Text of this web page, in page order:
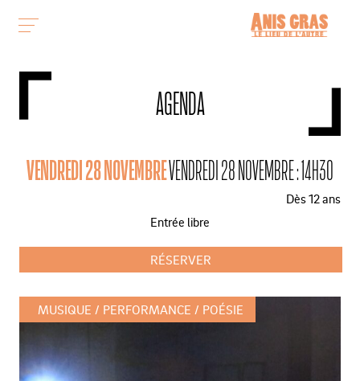
AGENDA
VENDREDI 28 NOVEMBREVENDREDI 28 NOVEMBRE : 14H30
Dès 12 ans
Entrée libre
RÉSERVER
MUSIQUE PERFORMANCE POÉSIE